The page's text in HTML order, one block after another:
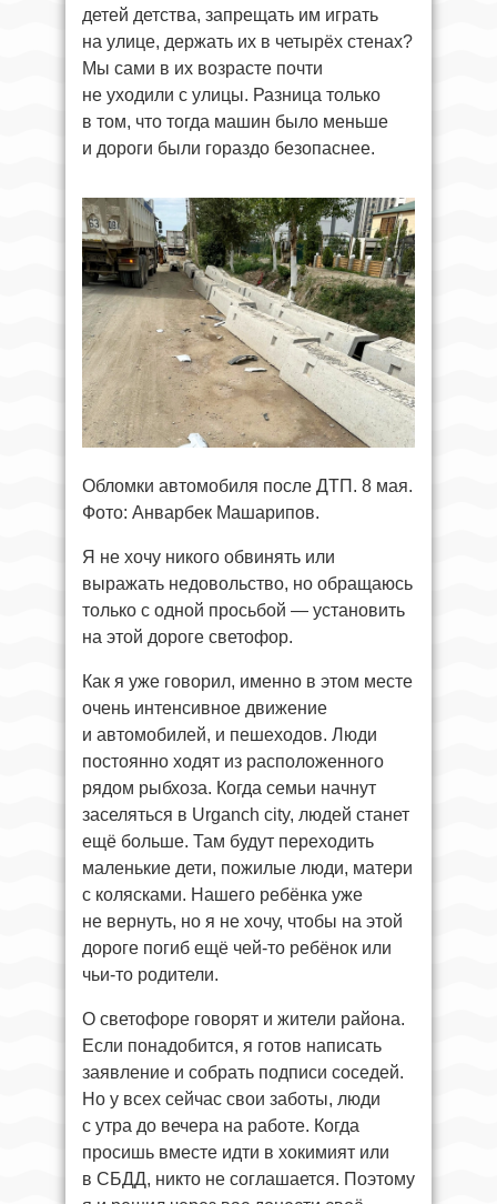
детей детства, запрещать им играть
на улице, держать их в четырёх стенах?
Мы сами в их возрасте почти
не уходили с улицы. Разница только
в том, что тогда машин было меньше
и дороги были гораздо безопаснее.
Обломки автомобиля после ДТП. 8 мая.
Фото: Анварбек Машарипов.
Я не хочу никого обвинять или
выражать недовольство, но обращаюсь
только с одной просьбой — установить
на этой дороге светофор.
Как я уже говорил, именно в этом месте
очень интенсивное движение
и автомобилей, и пешеходов. Люди
постоянно ходят из расположенного
рядом рыбхоза. Когда семьи начнут
заселяться в Urganch city, людей станет
ещё больше. Там будут переходить
маленькие дети, пожилые люди, матери
с колясками. Нашего ребёнка уже
не вернуть, но я не хочу, чтобы на этой
дороге погиб ещё чей-то ребёнок или
чьи-то родители.
О светофоре говорят и жители района.
Если понадобится, я готов написать
заявление и собрать подписи соседей.
Но у всех сейчас свои заботы, люди
с утра до вечера на работе. Когда
просишь вместе идти в хокимият или
в СБДД, никто не соглашается. Поэтому